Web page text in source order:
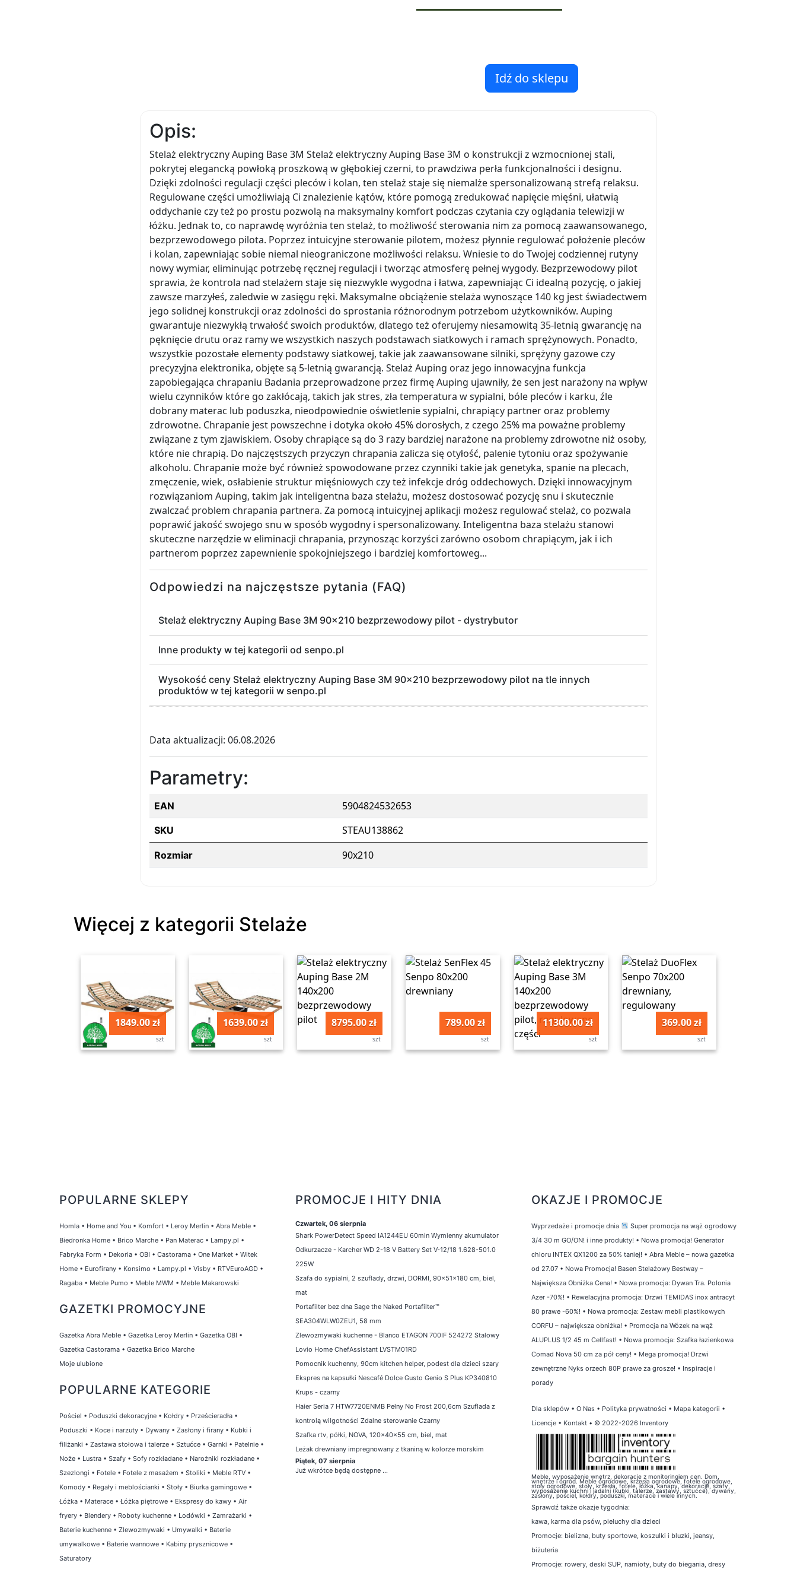
Idź do sklepu
Opis:
Stelaż elektryczny Auping Base 3M Stelaż elektryczny Auping Base 3M o konstrukcji z wzmocnionej stali,
pokrytej elegancką powłoką proszkową w głębokiej czerni, to prawdziwa perła funkcjonalności i designu.
Dzięki zdolności regulacji części pleców i kolan, ten stelaż staje się niemalże spersonalizowaną strefą relaksu.
Regulowane części umożliwiają Ci znalezienie kątów, które pomogą zredukować napięcie mięśni, ułatwią
oddychanie czy też po prostu pozwolą na maksymalny komfort podczas czytania czy oglądania telewizji w
łóżku. Jednak to, co naprawdę wyróżnia ten stelaż, to możliwość sterowania nim za pomocą zaawansowanego,
bezprzewodowego pilota. Poprzez intuicyjne sterowanie pilotem, możesz płynnie regulować położenie pleców
i kolan, zapewniając sobie niemal nieograniczone możliwości relaksu. Wniesie to do Twojej codziennej rutyny
nowy wymiar, eliminując potrzebę ręcznej regulacji i tworząc atmosferę pełnej wygody. Bezprzewodowy pilot
sprawia, że kontrola nad stelażem staje się niezwykle wygodna i łatwa, zapewniając Ci idealną pozycję, o jakiej
zawsze marzyłeś, zaledwie w zasięgu ręki. Maksymalne obciążenie stelaża wynoszące 140 kg jest świadectwem
jego solidnej konstrukcji oraz zdolności do sprostania różnorodnym potrzebom użytkowników. Auping
gwarantuje niezwykłą trwałość swoich produktów, dlatego też oferujemy niesamowitą 35-letnią gwarancję na
pęknięcie drutu oraz ramy we wszystkich naszych podstawach siatkowych i ramach sprężynowych. Ponadto,
wszystkie pozostałe elementy podstawy siatkowej, takie jak zaawansowane silniki, sprężyny gazowe czy
precyzyjna elektronika, objęte są 5-letnią gwarancją. Stelaż Auping oraz jego innowacyjna funkcja
zapobiegająca chrapaniu Badania przeprowadzone przez firmę Auping ujawniły, że sen jest narażony na wpływ
wielu czynników które go zakłócają, takich jak stres, zła temperatura w sypialni, bóle pleców i karku, źle
dobrany materac lub poduszka, nieodpowiednie oświetlenie sypialni, chrapiący partner oraz problemy
zdrowotne. Chrapanie jest powszechne i dotyka około 45% dorosłych, z czego 25% ma poważne problemy
związane z tym zjawiskiem. Osoby chrapiące są do 3 razy bardziej narażone na problemy zdrowotne niż osoby,
które nie chrapią. Do najczęstszych przyczyn chrapania zalicza się otyłość, palenie tytoniu oraz spożywanie
alkoholu. Chrapanie może być również spowodowane przez czynniki takie jak genetyka, spanie na plecach,
zmęczenie, wiek, osłabienie struktur mięśniowych czy też infekcje dróg oddechowych. Dzięki innowacyjnym
rozwiązaniom Auping, takim jak inteligentna baza stelażu, możesz dostosować pozycję snu i skutecznie
zwalczać problem chrapania partnera. Za pomocą intuicyjnej aplikacji możesz regulować stelaż, co pozwala
poprawić jakość swojego snu w sposób wygodny i spersonalizowany. Inteligentna baza stelażu stanowi
skuteczne narzędzie w eliminacji chrapania, przynosząc korzyści zarówno osobom chrapiącym, jak i ich
partnerom poprzez zapewnienie spokojniejszego i bardziej komfortoweg...
Odpowiedzi na najczęstsze pytania (FAQ)
Stelaż elektryczny Auping Base 3M 90x210 bezprzewodowy pilot - dystrybutor
Inne produkty w tej kategorii od senpo.pl
Wysokość ceny Stelaż elektryczny Auping Base 3M 90x210 bezprzewodowy pilot na tle innych
produktów w tej kategorii w senpo.pl
Data aktualizacji: 06.08.2026
Parametry:
EAN 5904824532653
SKU STEAU138862
Rozmiar 90x210
Więcej z kategorii Stelaże
1849.00 zł
szt
1639.00 zł
szt
8795.00 zł
szt
789.00 zł
szt
11300.00 zł
szt
369.00 zł
szt
POPULARNE SKLEPY
Homla • Home and You • Komfort • Leroy Merlin • Abra Meble •
Biedronka Home • Brico Marche • Pan Materac • Lampy.pl •
Fabryka Form • Dekoria • OBI • Castorama • One Market • Witek
Home • Eurofirany • Konsimo • Lampy.pl • Visby • RTVEuroAGD •
Ragaba • Meble Pumo • Meble MWM • Meble Makarowski
GAZETKI PROMOCYJNE
Gazetka Abra Meble • Gazetka Leroy Merlin • Gazetka OBI •
Gazetka Castorama • Gazetka Brico Marche
Moje ulubione
POPULARNE KATEGORIE
Pościel • Poduszki dekoracyjne • Kołdry • Prześcieradła •
Poduszki • Koce i narzuty • Dywany • Zasłony i firany • Kubki i
filiżanki • Zastawa stołowa i talerze • Sztućce • Garnki • Patelnie •
Noże • Lustra • Szafy • Sofy rozkładane • Narożniki rozkładane •
Szezlongi • Fotele • Fotele z masażem • Stoliki • Meble RTV •
Komody • Regały i meblościanki • Stoły • Biurka gamingowe •
Łóżka • Materace • Łóżka piętrowe • Ekspresy do kawy • Air
fryery • Blendery • Roboty kuchenne • Lodówki • Zamrażarki •
Baterie kuchenne • Zlewozmywaki • Umywalki • Baterie
umywalkowe • Baterie wannowe • Kabiny prysznicowe •
Saturatory
PROMOCJE I HITY DNIA
Czwartek, 06 sierpnia
Shark PowerDetect Speed IA1244EU 60min Wymienny akumulator
Odkurzacze - Karcher WD 2-18 V Battery Set V-12/18 1.628-501.0
225W
Szafa do sypialni, 2 szuflady, drzwi, DORMI, 90x51x180 cm, biel,
mat
Portafilter bez dna Sage the Naked Portafilter™
SEA304WLW0ZEU1, 58 mm
Zlewozmywaki kuchenne - Blanco ETAGON 700IF 524272 Stalowy
Lovio Home ChefAssistant LVSTM01RD
Pomocnik kuchenny, 90cm kitchen helper, podest dla dzieci szary
Ekspres na kapsułki Nescafé Dolce Gusto Genio S Plus KP340810
Krups - czarny
Haier Seria 7 HTW7720ENMB Pełny No Frost 200,6cm Szuflada z
kontrolą wilgotności Zdalne sterowanie Czarny
Szafka rtv, półki, NOVA, 120x40x55 cm, biel, mat
Leżak drewniany impregnowany z tkaniną w kolorze morskim
Piątek, 07 sierpnia
Już wkrótce będą dostępne ...
OKAZJE I PROMOCJE
Wyprzedaże i promocje dnia
Super promocja na wąż ogrodowy
3/4 30 m GO/ON! i inne produkty! • Nowa promocja! Generator
chloru INTEX QX1200 za 50% taniej! • Abra Meble – nowa gazetka
od 27.07 • Nowa Promocja! Basen Stelażowy Bestway –
Największa Obniżka Cena! • Nowa promocja: Dywan Tra. Polonia
Azer -70%! • Rewelacyjna promocja: Drzwi TEMIDAS inox antracyt
80 prawe -60%! • Nowa promocja: Zestaw mebli plastikowych
CORFU – największa obniżka! • Promocja na Wózek na wąż
ALUPLUS 1/2 45 m Cellfast! • Nowa promocja: Szafka łazienkowa
Comad Nova 50 cm za pół ceny! • Mega promocja! Drzwi
zewnętrzne Nyks orzech 80P prawe za grosze! • Inspiracje i
porady
Dla sklepów • O Nas • Polityka prywatności • Mapa kategorii •
Licencje • Kontakt • © 2022-2026 Inventory
Meble, wyposażenie wnętrz, dekoracje z monitoringiem cen. Dom,
wnętrze i ogród. Meble ogrodowe, krzesła ogrodowe, fotele ogrodowe,
stoły ogrodowe, stoły, krzesła, fotele, łóżka, kanapy, dekoracje, szafy,
wyposażenie kuchni i jadalni (kubki, talerze, zastawy, sztućce), dywany,
zasłony, pościel, kołdry, poduszki, materace i wiele innych.
Sprawdź także okazje tygodnia:
kawa, karma dla psów, pieluchy dla dzieci
Promocje: bielizna, buty sportowe, koszulki i bluzki, jeansy,
biżuteria
Promocje: rowery, deski SUP, namioty, buty do biegania, dresy